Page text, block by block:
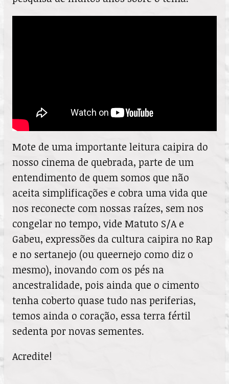
Mote de uma importante leitura caipira do
nosso cinema de quebrada, parte de um
entendimento de quem somos que não
aceita simplificações e cobra uma vida que
nos reconecte com nossas raízes, sem nos
congelar no tempo, vide Matuto S/A e
Gabeu, expressões da cultura caipira no Rap
e no sertanejo (ou queernejo como diz o
mesmo), inovando com os pés na
ancestralidade, pois ainda que o cimento
tenha coberto quase tudo nas periferias,
temos ainda o coração, essa terra fértil
sedenta por novas sementes.
Acredite!